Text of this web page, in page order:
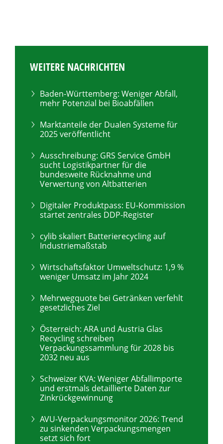
WEITERE NACHRICHTEN
Baden-Württemberg: Weniger Abfall,
mehr Potenzial bei Bioabfällen
Marktanteile der Dualen Systeme für
2025 veröffentlicht
Ausschreibung: GRS Service GmbH
sucht Logistikpartner für die
bundesweite Rücknahme und
Verwertung von Altbatterien
Digitaler Produktpass: EU-Kommission
startet zentrales DDP-Register
cylib skaliert Batterierecycling auf
Industriemaßstab
Wirtschaftsfaktor Umweltschutz: 1,9 %
weniger Umsatz im Jahr 2024
Mehrwegquote bei Getränken verfehlt
gesetzliches Ziel
Österreich: ARA und Austria Glas
Recycling schreiben
Verpackungssammlung für 2028 bis
2032 neu aus
Schweizer KVA: Weniger Abfallimporte
und erstmals detaillierte Daten zur
Zinkrückgewinnung
AVU-Verpackungsmonitor 2026: Trend
zu sinkenden Verpackungsmengen
setzt sich fort